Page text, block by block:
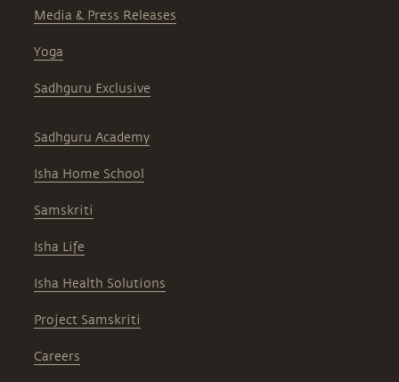
Media & Press Releases
Yoga
Sadhguru Exclusive
Sadhguru Academy
Isha Home School
Samskriti
Isha Life
Isha Health Solutions
Project Samskriti
Careers